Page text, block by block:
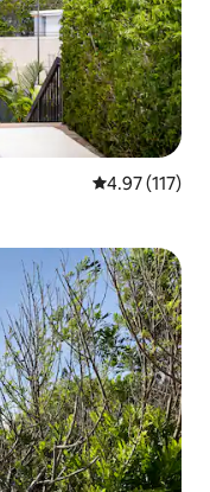
평점 4.97점(5
4.97 (117)